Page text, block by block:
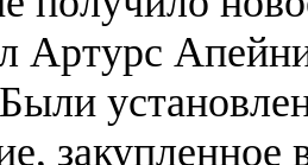
Артурс